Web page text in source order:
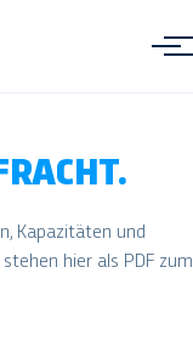
Kapazitäten und
hier als PDF zum